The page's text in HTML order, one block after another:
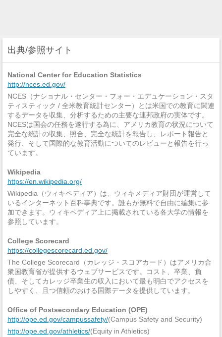
出典/参照サイト
National Center for Education Statistics
http://nces.ed.gov/
NCES（ナショナル・センター・フォー・エデュケーション・スタ
ティスティック / 全米教育統計センター）とは米国での教育に関連
するデータを収集、分析するための主要な連邦政府の実体です。
NCESは国会の任務を遂行する為に、アメリカ教育の状況について
完全な統計の収集、照合、完全な統計を報告し、レポート報告と
発行、そして国際的な教育活動についてのレビューと報告を行っ
ています。
Wikipedia
https://en.wikipedia.org/
Wikipedia（ウィキペディア）は、ウィキメディア財団が運営して
いるインターネット百科事典です。誰もが無料で自由に編集に参
加できます。ウィキペディア上に掲載されている各大学の情報を
参照しています。
College Scorecard
https://collegescorecard.ed.gov/
The College Scorecard（カレッジ・スコアカード）はアメリカ合
衆国教育省が提供するウェブサービスです。コスト、卒業、負
債、そしてカレッジ卒業生の収入において最も明白でアクセスを
しやすく、且つ信頼のおける国際データを提供しています。
Office of Postsecondary Education (OPE)
http://ope.ed.gov/campussafety/(Campus Safety and Security)
http://ope.ed.gov/athletics/(Equity in Athletics)